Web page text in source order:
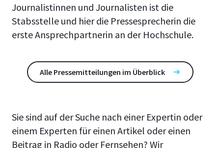
Journalistinnen und Journalisten ist die
Stabsstelle und hier die Pressesprecherin die
erste Ansprechpartnerin an der Hochschule.
Alle Pressemitteilungen im Überblick
Sie sind auf der Suche nach einer Expertin oder
einem Experten für einen Artikel oder einen
Beitrag in Radio oder Fernsehen? Wir